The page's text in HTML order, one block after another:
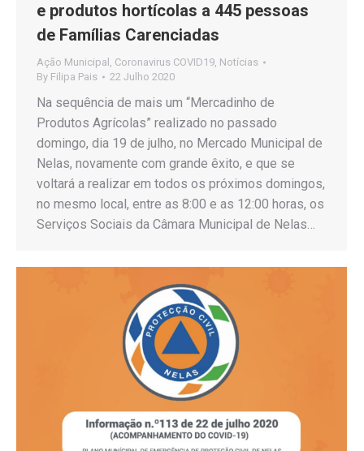
e produtos hortícolas a 445 pessoas
de Famílias Carenciadas
Ação Municipal , Coronavirus COVID19, Notícias
By Filipa Pais 22 Julho 2020
Na sequência de mais um “Mercadinho de
Produtos Agrícolas” realizado no passado
domingo, dia 19 de julho, no Mercado Municipal de
Nelas, novamente com grande êxito, e que se
voltará a realizar em todos os próximos domingos,
no mesmo local, entre as 8:00 e as 12:00 horas, os
Serviços Sociais da Câmara Municipal de Nelas…